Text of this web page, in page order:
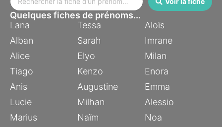
Quelques fiches de prénoms...
Lana
Tessa
Aloïs
Alban
Sarah
Imrane
Alice
Elyo
Milan
Tiago
Kenzo
Enora
Anis
Augustine
Emma
Lucie
Milhan
Alessio
Marius
Naïm
Noa